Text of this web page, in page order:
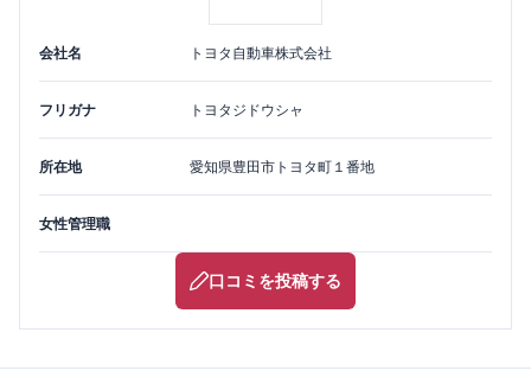
会社名 トヨタ自動車株式会社
フリガナ トヨタジドウシャ
所在地 愛知県豊田市 トヨタ町１番地
女性管理職
口コミを投稿する